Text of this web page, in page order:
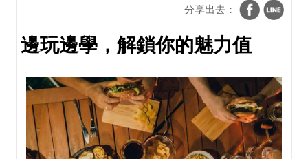
分享出去：
邊玩邊學，解鎖你的魅力值